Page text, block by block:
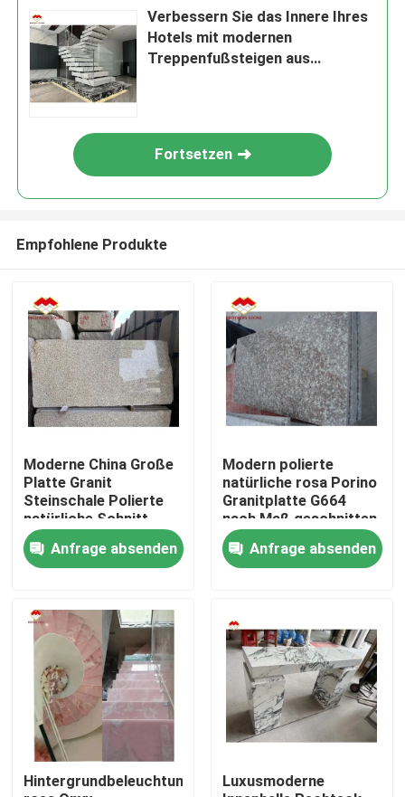
Nach Hause
Über uns
Kontakte
Verbessern Sie das Innere Ihres
Hotels mit modernen
Treppenfußsteigen aus
Fortsetzen
Empfohlene Produkte
Moderne China Große
Platte Granit
Steinschale Polierte
natürliche Schnitt
nach Größe
Chinesische rosa
Porno Rosa Granit
Anfrage absenden
Modern polierte
natürliche rosa Porino
Granitplatte G664
nach Maß geschnitten
China rosa Porno Rosa
PreiseAnfrage absenden
Hintergrundbeleuchtung
Luxusmoderne